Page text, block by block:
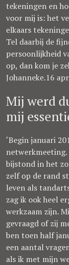
tekeningen en
voor mij is: het
elkaars
Tel daarbij de
persoonlijkheid
op, dan kom je
Johanneke.16
Mij werd
mij
‘Begin januari
bijstond in het
zelf op de rand
leven als
zag ik ook heel
werkzaam zijn.
gevraagd of zij
ben toen half
een aantal
als ik met mijn